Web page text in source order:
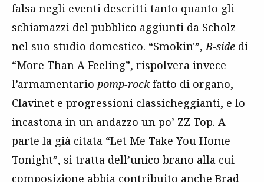
falsa negli eventi descritti tanto quanto gli
schiamazzi del pubblico aggiunti da Scholz
nel suo studio domestico. “Smokin'”,B-side di
“More Than A Feeling”, rispolvera invece
l’armamentario pomp-rockfatto di organo,
Clavinet e progressioni classicheggianti, e lo
incastona in un andazzo un po’ ZZ Top. A
parte la già citata “Let Me Take You Home
Tonight”, si tratta dell’unico brano alla cui
composizione abbia contribuito anche Brad